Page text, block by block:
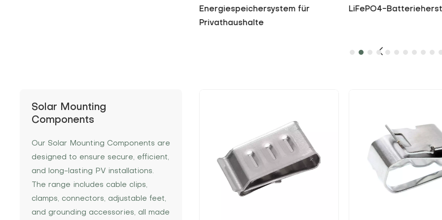
LiFePO4-Batteriehersteller
LiFePO4-Akkus
Solar Mounting
Components
Our Solar Mounting Components are
designed to ensure secure, efficient,
and long-lasting PV installations.
The range includes cable clips,
clamps, connectors, adjustable feet,
and grounding accessories, all made